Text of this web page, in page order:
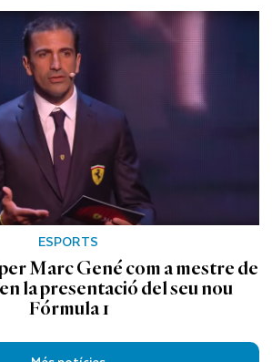
ESPORTS
Marc Gené com a mestre de
la presentació del seu nou
Fórmula 1